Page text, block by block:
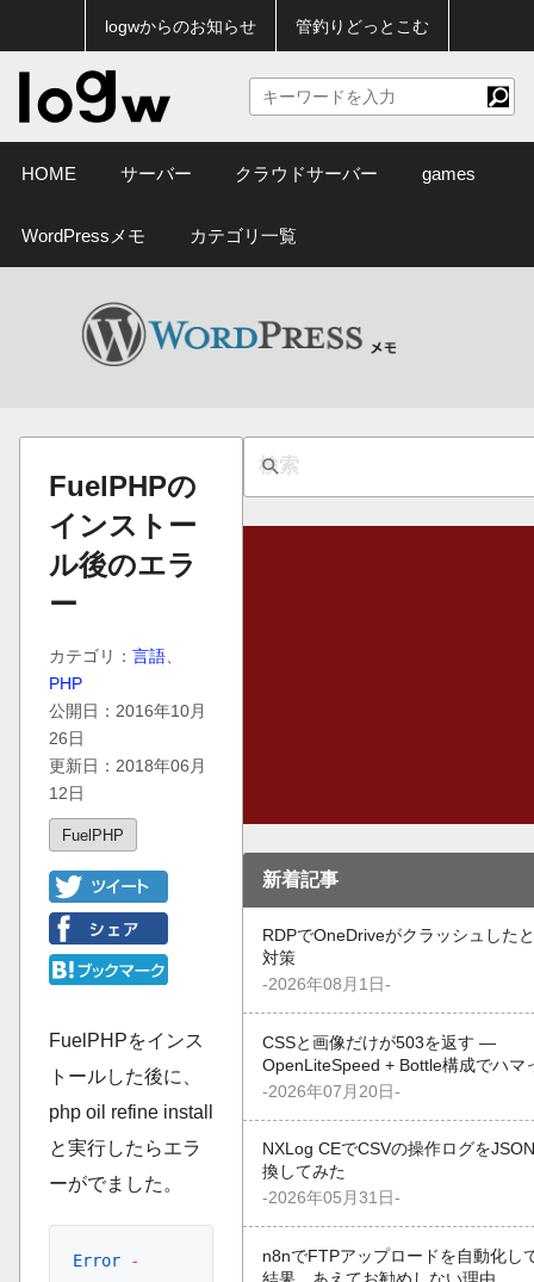
logwからのお知らせ 管釣りどっとこむ
HOME サーバー クラウドサーバー games
WordPressメモ カテゴリ一覧
FuelPHPの
インストー
ル後のエラ
ー
カテゴリ： 言語
PHP
公開日：2016年10月
26日
更新日：2018年06月
12日
FuelPHP
FuelPHPをインス
トールした後に、
php oil refine install
と実行したらエラ
ーがでました。
Error -
新着記事
RDPでOneDriveがクラッシュした
対策
-2026年08月1日-
CSSと画像だけが503を返す —
OpenLiteSpeed + Bottle構成でハマ
-2026年07月20日-
NXLog CEでCSVの操作ログを
換してみた
-2026年05月31日-
n8nでFTPアップロードを自動化し